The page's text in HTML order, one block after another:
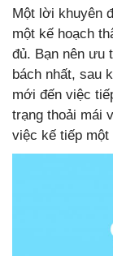
Một lời khuyên
một kế hoạch
đủ. Bạn nên ưu
bách nhất, sau
mới đến việc
trạng thoải mái
việc kế tiếp